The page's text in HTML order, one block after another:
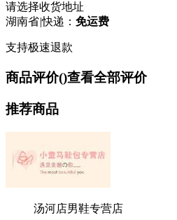
请选择收货地址
湖南省|快递： 免运费
支持极速退款
商品评价()查看全部评价
推荐商品
汤河店男鞋专营店